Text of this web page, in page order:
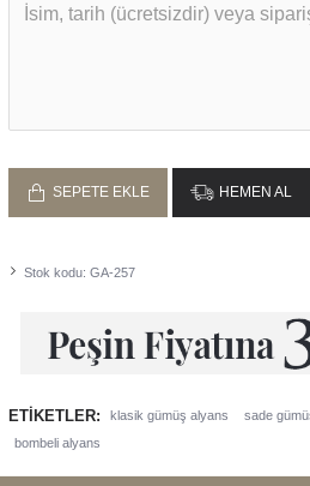
Stok kodu: GA-257
SEPETE EKLE HEMEN AL
ETIKETLER: klasik gümüş alyans sade
bombeli alyans